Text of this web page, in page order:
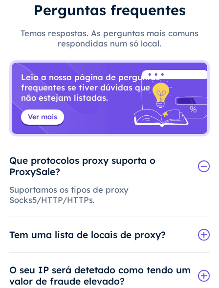
Perguntas frequentes
Temos respostas. As perguntas mais comuns
respondidas num só local.
Leia a nossa página de perguntas
frequentes se tiver dúvidas que
não estejam listadas.
Ver mais
Que protocolos proxy suporta o
ProxySale?
Suportamos os tipos de proxy
Socks5/HTTP/HTTPs.
Tem uma lista de locais de proxy?
O seu IP será detetado como tendo um
valor de fraude elevado?